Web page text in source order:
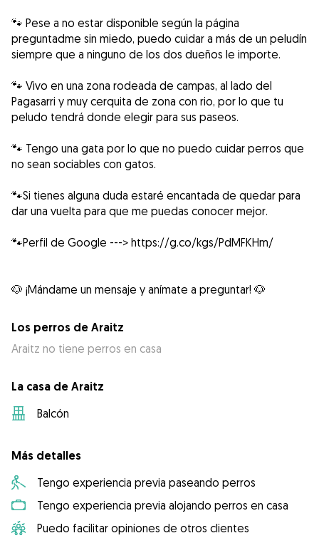
🐾 Pese a no estar disponible según la página
preguntadme sin miedo, puedo cuidar a más de un peludín
siempre que a ninguno de los dos dueños le importe.
🐾 Vivo en una zona rodeada de campas, al lado del
Pagasarri y muy cerquita de zona con rio, por lo que tu
peludo tendrá donde elegir para sus paseos.
🐾 Tengo una gata por lo que no puedo cuidar perros que
no sean sociables con gatos.
🐾Si tienes alguna duda estaré encantada de quedar para
dar una vuelta para que me puedas conocer mejor.
🐾Perfil de Google ---> https://g.co/kgs/PdMFKHm/
🐶 ¡Mándame un mensaje y anímate a preguntar! 🐶
Los perros de Araitz
Araitz no tiene perros en casa
La casa de Araitz
Balcón
Más detalles
Tengo experiencia previa paseando perros
Tengo experiencia previa alojando perros en casa
Puedo facilitar opiniones de otros clientes